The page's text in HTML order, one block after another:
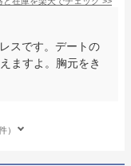
スです。デートの
ますよ。胸元をき
）